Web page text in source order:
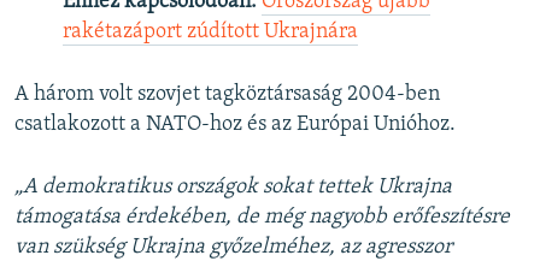
rakétazáport zúdított Ukrajnára
A három volt szovjet tagköztársaság 2004-ben
csatlakozott a NATO-hoz és az Európai Unióhoz.
„A demokratikus országok sokat tettek Ukrajna
támogatása érdekében, de még nagyobb erőfeszítésre
van szükség Ukrajna győzelméhez, az agresszor